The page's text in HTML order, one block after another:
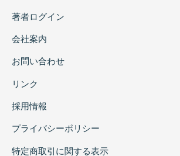
著者ログイン
会社案内
お問い合わせ
リンク
採用情報
プライバシーポリシー
特定商取引に関する表示